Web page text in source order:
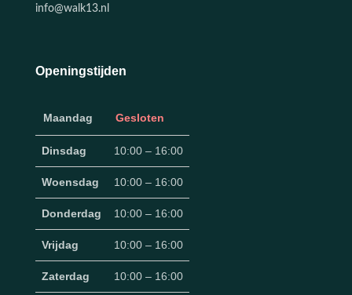
info@walk13.nl
Openingstijden
Maandag Gesloten
Dinsdag 10:00 – 16:00
Woensdag 10:00 – 16:00
Donderdag 10:00 – 16:00
Vrijdag 10:00 – 16:00
Zaterdag 10:00 – 16:00